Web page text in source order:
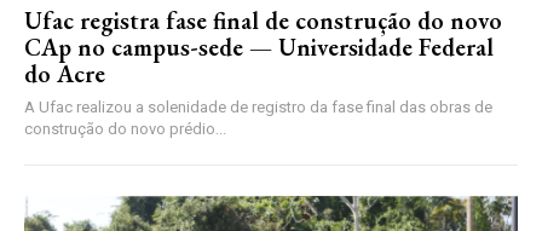
Ufac registra fase final de construção do novo
CAp no campus-sede — Universidade Federal
do Acre
A Ufac realizou a solenidade de registro da fase final das obras de
construção do novo prédio...